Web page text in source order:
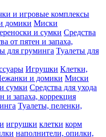
и игровые комплексы
домики Миски
и сумки Средства
от пятен и запаха,
для груминга Туалеты для
Игрушки Клетки,
и домики Миски
сумки Средства для ухода
и запаха, коррекция
Туалеты, пеленки,
игрушки клетки корм
наполнители, опилки,